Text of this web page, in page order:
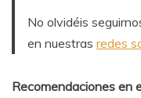
No olvidéis
en nuestras redes
Recomendaciones en